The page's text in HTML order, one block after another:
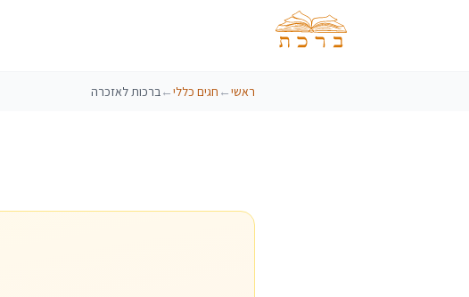
ראשי← חגים כללי←ברכות לאזכרה